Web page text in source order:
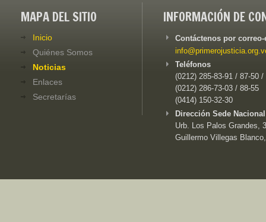
MAPA DEL SITIO
Inicio
Quiénes Somos
Noticias
Enlaces
Secretarías
INFORMACIÓN DE
Contáctenos por
Teléfonos
(0212) 285-83-91 / 87-50 /
(0212) 286-73-03 / 88-55
(0414) 150-32-30
Dirección Sede
Urb. Los Palos Grandes,
Guillermo Villegas